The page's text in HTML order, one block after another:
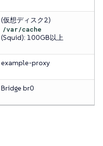
(仮想ディスク2)
/var/cache
(Squid): 100GB以上
example-proxy
Bridge br0